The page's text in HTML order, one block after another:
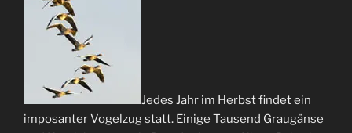
Jedes Jahr im Herbst findet ein
imposanter Vogelzug statt. Einige Tausend Graugänse